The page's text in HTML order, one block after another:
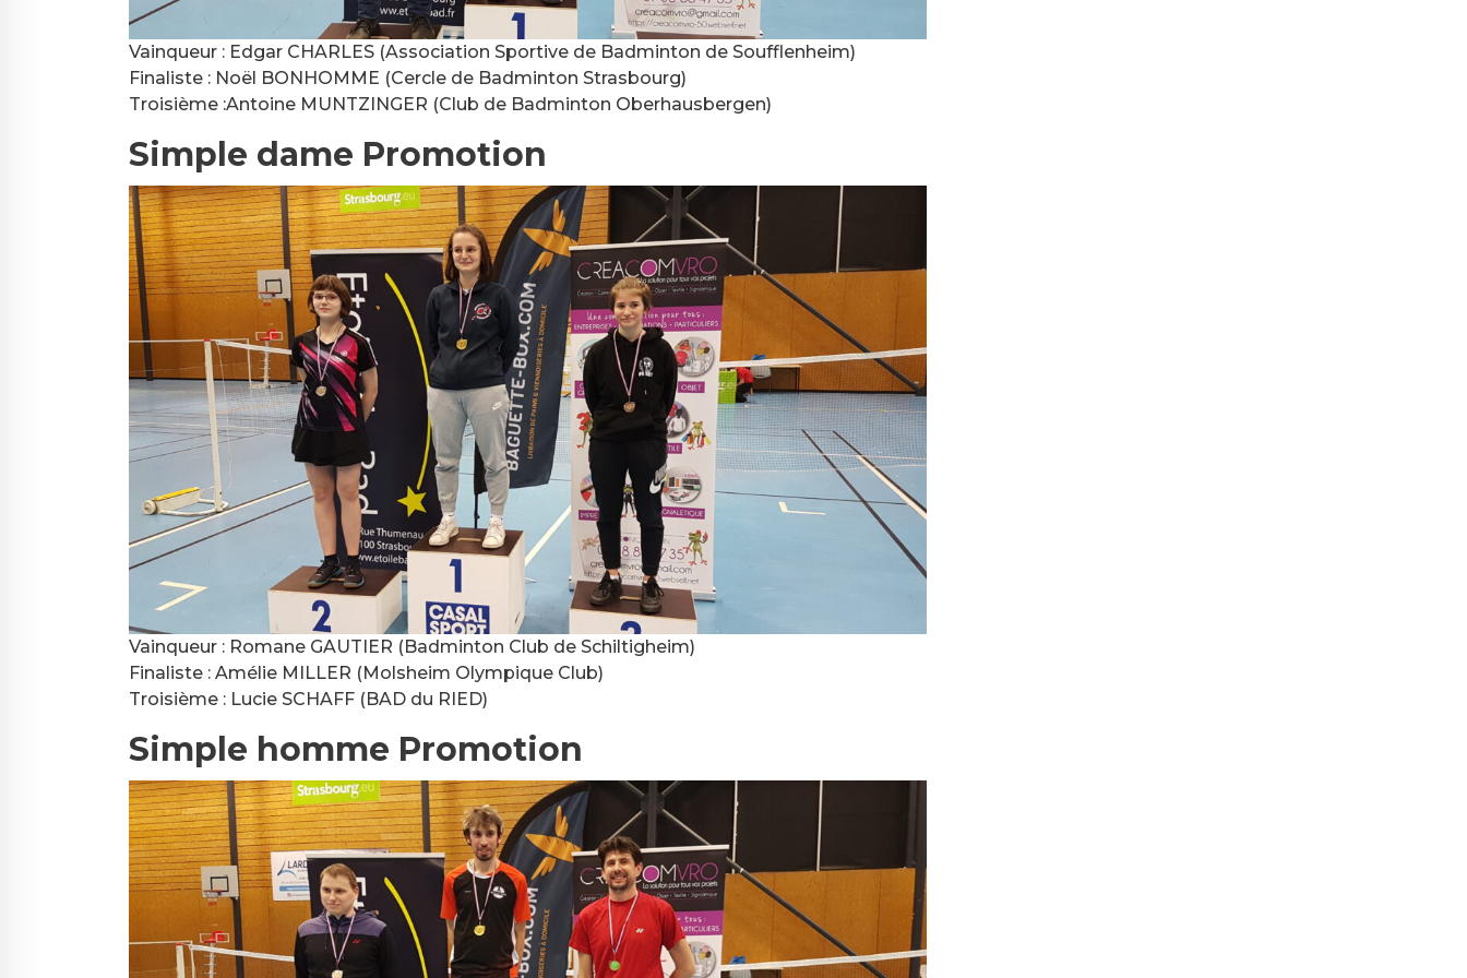
Vainqueur : Edgar CHARLES (Association Sportive de Badminton de Soufflenheim)
Finaliste : Noël BONHOMME (Cercle de Badminton Strasbourg)
Troisième :Antoine MUNTZINGER (Club de Badminton Oberhausbergen)
Simple dame Promotion
Vainqueur : Romane GAUTIER (Badminton Club de Schiltigheim)
Finaliste : Amélie MILLER (Molsheim Olympique Club)
Troisième : Lucie SCHAFF (BAD du RIED)
Simple homme Promotion